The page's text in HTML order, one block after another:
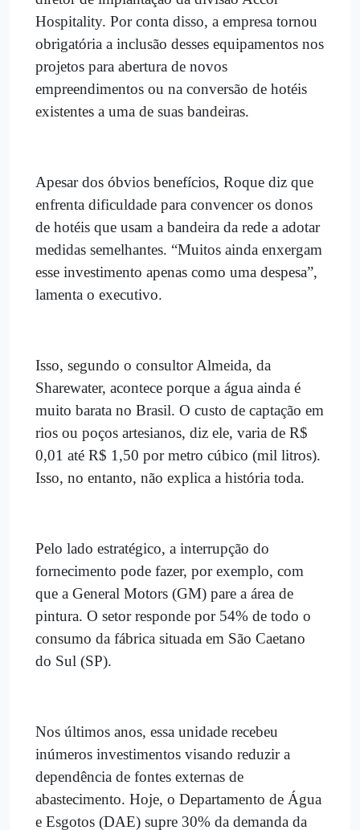
Hospitality. Por conta disso, a empresa tornou
obrigatória a inclusão desses equipamentos nos
projetos para abertura de novos
empreendimentos ou na conversão de hotéis
existentes a uma de suas bandeiras.
Apesar dos óbvios benefícios, Roque diz que
enfrenta dificuldade para convencer os donos
de hotéis que usam a bandeira da rede a adotar
medidas semelhantes. “Muitos ainda enxergam
esse investimento apenas como uma despesa”,
lamenta o executivo.
Isso, segundo o consultor Almeida, da
Sharewater, acontece porque a água ainda é
muito barata no Brasil. O custo de captação em
rios ou poços artesianos, diz ele, varia de R$
0,01 até R$ 1,50 por metro cúbico (mil litros).
Isso, no entanto, não explica a história toda.
Pelo lado estratégico, a interrupção do
fornecimento pode fazer, por exemplo, com
que a General Motors (GM) pare a área de
pintura. O setor responde por 54% de todo o
consumo da fábrica situada em São Caetano
do Sul (SP).
Nos últimos anos, essa unidade recebeu
inúmeros investimentos visando reduzir a
dependência de fontes externas de
abastecimento. Hoje, o Departamento de Água
e Esgotos (DAE) supre 30% da demanda da